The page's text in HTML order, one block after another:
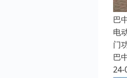
巴
电
门
巴
24-